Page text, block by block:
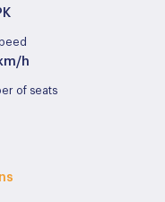
h
of seats